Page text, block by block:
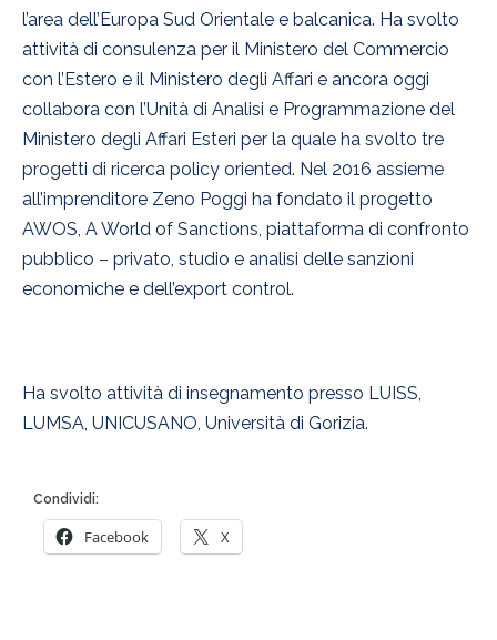
l’area dell’Europa Sud Orientale e balcanica. Ha svolto
attività di consulenza per il Ministero del Commercio
con l’Estero e il Ministero degli Affari e ancora oggi
collabora con l’Unità di Analisi e Programmazione del
Ministero degli Affari Esteri per la quale ha svolto tre
progetti di ricerca policy oriented. Nel 2016 assieme
all’imprenditore Zeno Poggi ha fondato il progetto
AWOS, A World of Sanctions, piattaforma di confronto
pubblico – privato, studio e analisi delle sanzioni
economiche e dell’export control.
Ha svolto attività di insegnamento presso LUISS,
LUMSA, UNICUSANO, Università di Gorizia.
Condividi:
Facebook X